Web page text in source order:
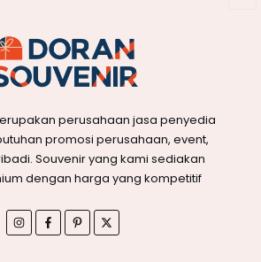
perusahaan jasa penyedia
promosi perusahaan, event,
Souvenir yang kami sediakan
dengan harga yang kompetitif